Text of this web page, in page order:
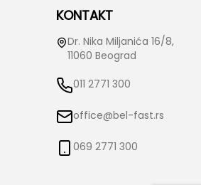
KONTAKT
Dr. Nika Miljanića 16/8,
11060 Beograd
011 2771 300
office@bel-fast.rs
069 2771 300